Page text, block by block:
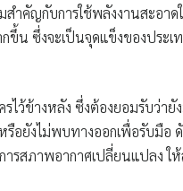
สำคัญกับการใช้พลังงานสะอา
ขึ้น ซึ่งจะเป็นจุดแข็งของประเ
ไว้ข้างหลัง ซึ่งต้องยอมรับว่า
รือยังไม่พบทางออกเพื่อรับมื
ารสภาพอากาศเปลี่ยนแปลง